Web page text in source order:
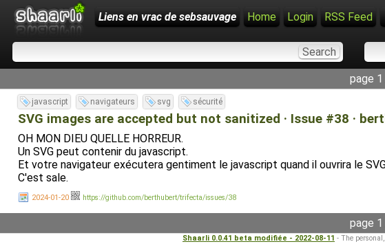
Liens en vrac de sebsauvage Home Login RSS Feed
page 1
javascript navigateurs svg sécurité
SVG images are accepted but not sanitized · Issue #38 ·
OH MON DIEU QUELLE HORREUR.
Un SVG peut contenir du javascript.
Et votre navigateur exécutera gentiment le javascript quand il ouvrira le
C'est sale.
2024-01-20 https://github.com/berthubert/trifecta/issues/38
page 1
Shaarli 0.0.41 beta modifiée - 2022-08-11 - The